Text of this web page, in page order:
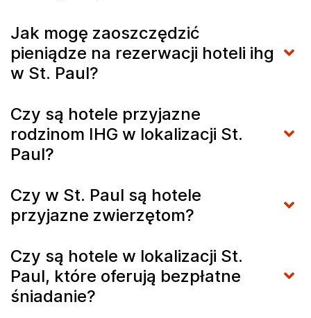
Jak mogę zaoszczędzić
pieniądze na rezerwacji hoteli ihg
w St. Paul?
Czy są hotele przyjazne
rodzinom IHG w lokalizacji St.
Paul?
Czy w St. Paul są hotele
przyjazne zwierzętom?
Czy są hotele w lokalizacji St.
Paul, które oferują bezpłatne
śniadanie?